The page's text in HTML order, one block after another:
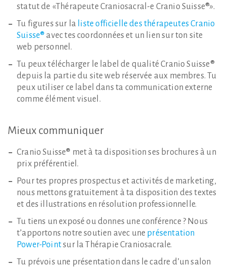
statut de «Thérapeute Craniosacral-e Cranio Suisse®».
Tu figures sur la liste officielle des thérapeutes Cranio
Suisse® avec tes coordonnées et un lien sur ton site
web personnel.
Tu peux télécharger le label de qualité Cranio Suisse®
depuis la partie du site web réservée aux membres. Tu
peux utiliser ce label dans ta communication externe
comme élément visuel.
Mieux communiquer
Cranio Suisse® met à ta disposition ses brochures à un
prix préférentiel.
Pour tes propres prospectus et activités de marketing,
nous mettons gratuitement à ta disposition des textes
et des illustrations en résolution professionnelle.
Tu tiens un exposé ou donnes une conférence ? Nous
t’apportons notre soutien avec une présentation
Power-Pointsur la Thérapie Craniosacrale.
Tu prévois une présentation dans le cadre d’un salon